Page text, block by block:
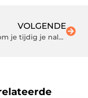
VOLGENDE
Waarom je tijdig je nalatenschap moet regelen